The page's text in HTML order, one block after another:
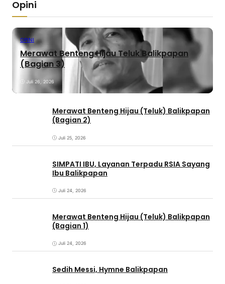
Opini
OPINI
Merawat Benteng Hijau Teluk Balikpapan
(Bagian 3)
Juli 26, 2026
Merawat Benteng Hijau (Teluk) Balikpapan
(Bagian 2)
Juli 25, 2026
SIMPATI IBU, Layanan Terpadu RSIA Sayang
Ibu Balikpapan
Juli 24, 2026
Merawat Benteng Hijau (Teluk) Balikpapan
(Bagian 1)
Juli 24, 2026
Sedih Messi, Hymne Balikpapan